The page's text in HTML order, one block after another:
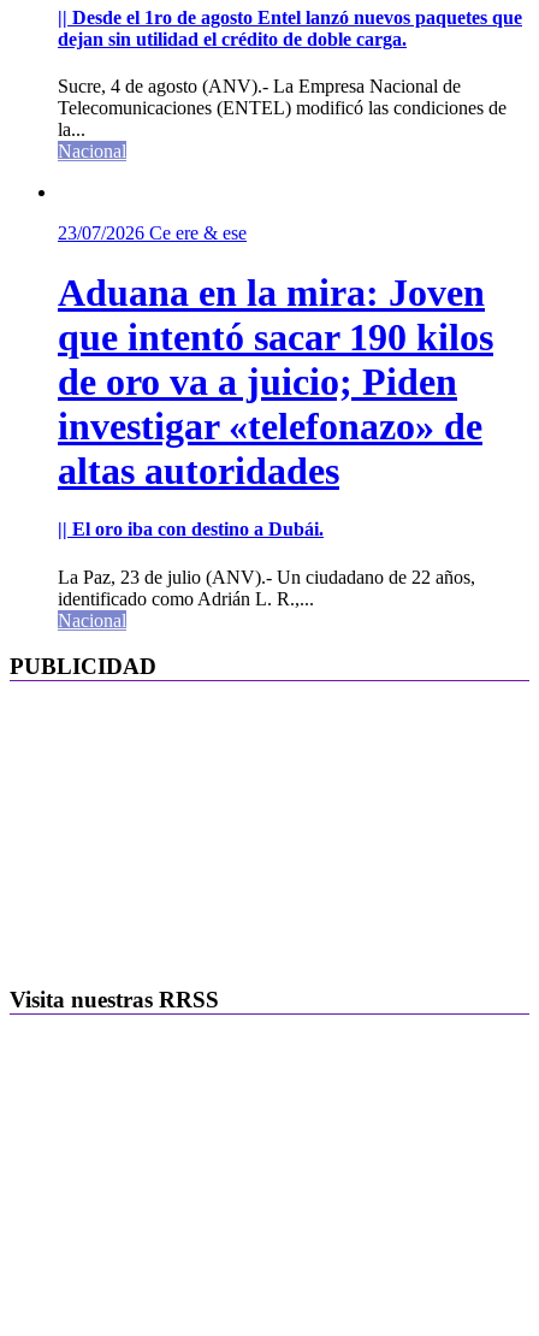
|| Desde el 1ro de agosto Entel lanzó nuevos paquetes que
dejan sin utilidad el crédito de doble carga.
Sucre, 4 de agosto (ANV).- La Empresa Nacional de
Telecomunicaciones (ENTEL) modificó las condiciones de
la...
Nacional
23/07/2026 Ce ere & ese
Aduana en la mira: Joven
que intentó sacar 190 kilos
de oro va a juicio; Piden
investigar «telefonazo» de
altas autoridades
|| El oro iba con destino a Dubái.
La Paz, 23 de julio (ANV).- Un ciudadano de 22 años,
identificado como Adrián L. R.,...
Nacional
PUBLICIDAD
Visita nuestras RRSS